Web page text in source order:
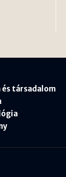
társadalom